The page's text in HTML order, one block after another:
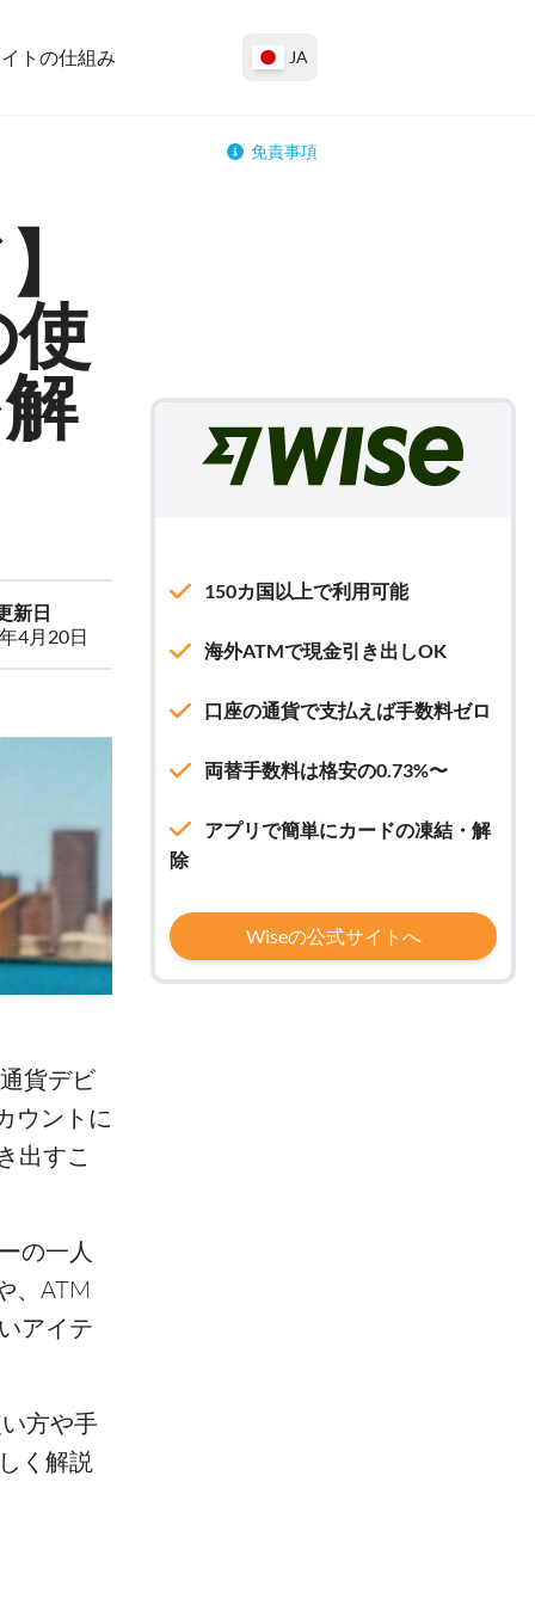
トの仕組み JA
免責事項
新日
4月20日
貨デビ
ウントに
出すこ
の一人
、ATM
アイテ
方や手
く解説
150カ国以上で利用可能
海外ATMで現金引き出しOK
口座の通貨で支払えば手数料ゼロ
両替手数料は格安の0.73%〜
アプリで簡単にカードの凍結・解
除
Wiseの公式サイトへ